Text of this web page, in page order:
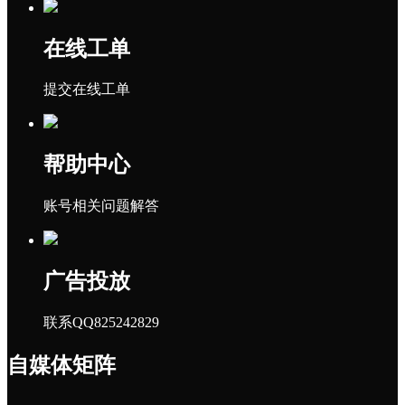
在线工单
提交在线工单
帮助中心
账号相关问题解答
广告投放
联系QQ825242829
自媒体矩阵